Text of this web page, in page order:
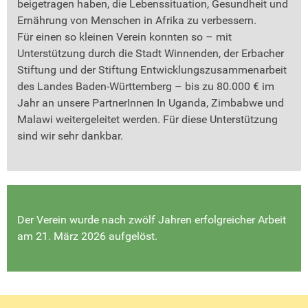
beigetragen haben, die Lebenssituation, Gesundheit und
Ernährung von Menschen in Afrika zu verbessern.
Für einen so kleinen Verein konnten so – mit
Unterstützung durch die Stadt Winnenden, der Erbacher
Stiftung und der Stiftung Entwicklungszusammenarbeit
des Landes Baden-Württemberg – bis zu 80.000 € im
Jahr an unsere PartnerInnen In Uganda, Zimbabwe und
Malawi weitergeleitet werden. Für diese Unterstützung
sind wir sehr dankbar.
Der Verein wurde nach zwölf Jahren erfolgreicher Arbeit
am 21. März 2026 aufgelöst.